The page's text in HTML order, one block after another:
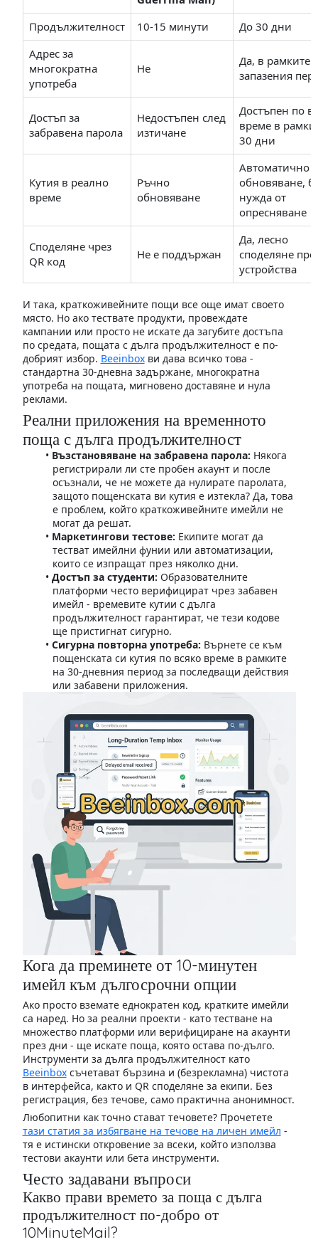
Продължителност
10-15 минути
До 30 дни
Адрес за
многократна
употреба
Не
Да, в рамките
запазения
Достъп за
забравена парола
Недостъпен след
изтичане
Достъпен по
време в
30 дни
Кутия в реално
време
Ръчно
обновяване
Автоматично
обновяване,
нужда от
опресняване
Споделяне чрез
QR код
Не е поддържан
Да, лесно
споделяне
устройства
И така, краткоживейните пощи все още имат своето
място. Но ако тествате продукти, провеждате
кампании или просто не искате да загубите достъпа
по средата, пощата с дълга продължителност е по-
добрият избор. Beeinboxви дава всичко това -
стандартна 30-дневна задържане, многократна
употреба на пощата, мигновено доставяне и нула
реклами.
Реални приложения на временното
поща с дълга продължителност
Възстановяване на забравена парола: Някога
регистрирали ли сте пробен акаунт и после
осъзнали, че не можете да нулирате паролата,
защото пощенската ви кутия е изтекла? Да, това
е проблем, който краткоживейните имейли не
могат да решат.
Маркетингови тестове: Екипите могат да
тестват имейлни фунии или автоматизации,
които се изпращат през няколко дни.
Достъп за студенти: Образователните
платформи често верифицират чрез забавен
имейл - времевите кутии с дълга
продължителност гарантират, че тези кодове
ще пристигнат сигурно.
Сигурна повторна употреба: Върнете се към
пощенската си кутия по всяко време в рамките
на 30-дневния период за последващи действия
или забавени приложения.
Кога да преминете от 10-минутен
имейл към дългосрочни опции
Ако просто вземате еднократен код, кратките имейли
са наред. Но за реални проекти - като тестване на
множество платформи или верифициране на акаунти
през дни - ще искате поща, която остава по-дълго.
Инструменти за дълга продължителност като
Beeinboxсъчетават бързина и (безрекламна) чистота
в интерфейса, както и QR споделяне за екипи. Без
регистрация, без течове, само практична анонимност.
Любопитни как точно стават течовете? Прочетете
тази статия за избягване на течове на личен имейл -
тя е истински откровение за всеки, който използва
тестови акаунти или бета инструменти.
Често задавани въпроси
Какво прави времето за поща с дълга
продължителност по-добро от
10MinuteMail?